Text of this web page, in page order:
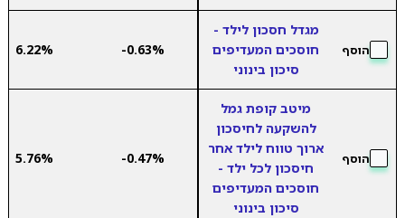
הוסף
מגדל חסכון לילד -
חוסכים המעדיפים
סיכון בינוני
-0.63%
6.22%
הוסף
מיטב קופת גמל
להשקעה לחיסכון
ארוך טווח לילד אחר
חיסכון לכל ילד -
חוסכים המעדיפים
סיכון בינוני
-0.47%
5.76%